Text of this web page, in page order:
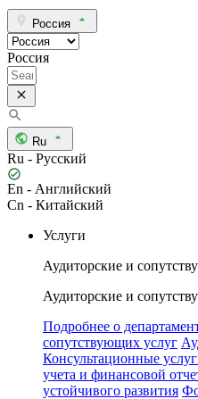
Россия
Россия
Ru
Ru - Русский
En - Английский
Cn - Китайский
Услуги
Аудиторские и
Аудиторские и
Подробнее о
сопутствующих услуг
Консультационные
учета и финансовой
устойчивого развития